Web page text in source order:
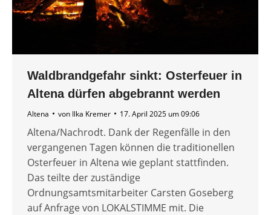
Waldbrandgefahr sinkt: Osterfeuer in
Altena dürfen abgebrannt werden
Altena von Ilka Kremer 17. April 2025 um 09:06
Altena/Nachrodt. Dank der Regenfälle in den
vergangenen Tagen können die traditionellen
Osterfeuer in Altena wie geplant stattfinden.
Das teilte der zuständige
Ordnungsamtsmitarbeiter Carsten Goseberg
auf Anfrage von LOKALSTIMME mit. Die